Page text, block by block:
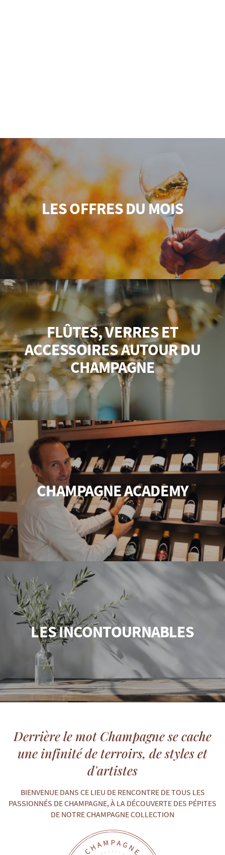
LES OFFRES DU MOIS
FLÛTES, VERRES ET
ACCESSOIRES AUTOUR DU
CHAMPAGNE
CHAMPAGNE ACADEMY
LES INCONTOURNABLES
Derrière le mot Champagne se cache
une infinité de terroirs, de styles et
d'artistes
BIENVENUE DANS CE LIEU DE RENCONTRE DE TOUS LES
PASSIONNÉS DE CHAMPAGNE, À LA DÉCOUVERTE DES PÉPITES
DE NOTRE CHAMPAGNE COLLECTION